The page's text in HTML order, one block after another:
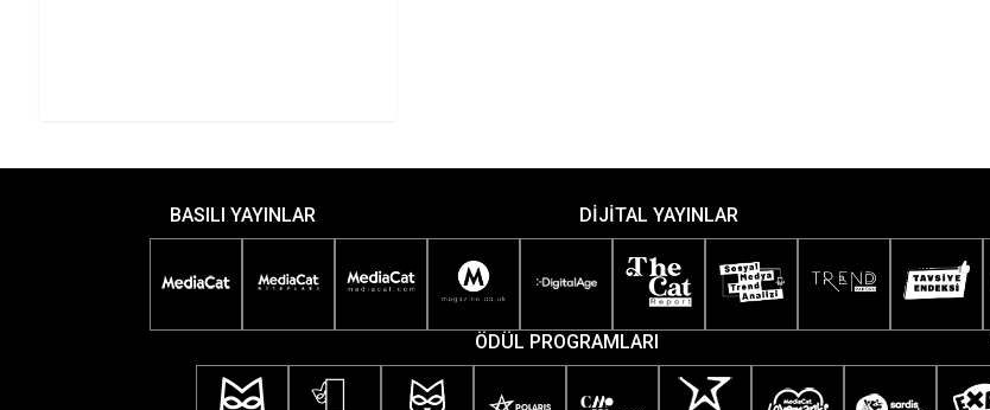
BASILI YAYINLAR DİJİTAL YAYINLAR
ÖDÜL PROGRAMLARI